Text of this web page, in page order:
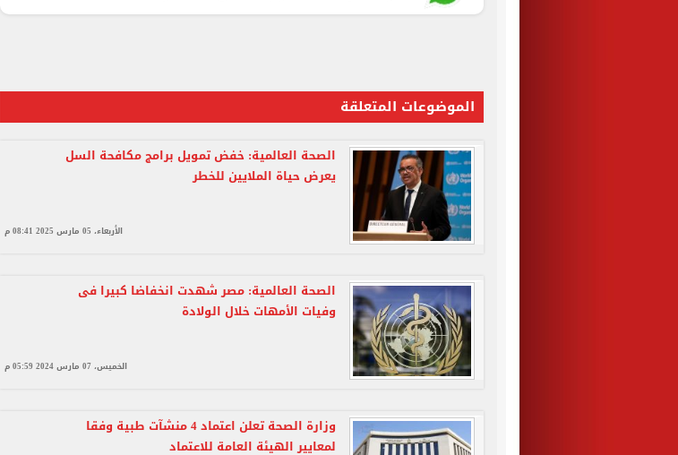
الموضوعات المتعلقة
الصحة العالمية: خفض تمويل برامج مكافحة السل
يعرض حياة الملايين للخطر
الأربعاء، 05 مارس 2025 08:41 م
الصحة العالمية: مصر شهدت انخفاضا كبيرا فى
وفيات الأمهات خلال الولادة
الخميس، 07 مارس 2024 05:59 م
وزارة الصحة تعلن اعتماد 4 منشآت طبية وفقا
لمعايير الهيئة العامة للاعتماد